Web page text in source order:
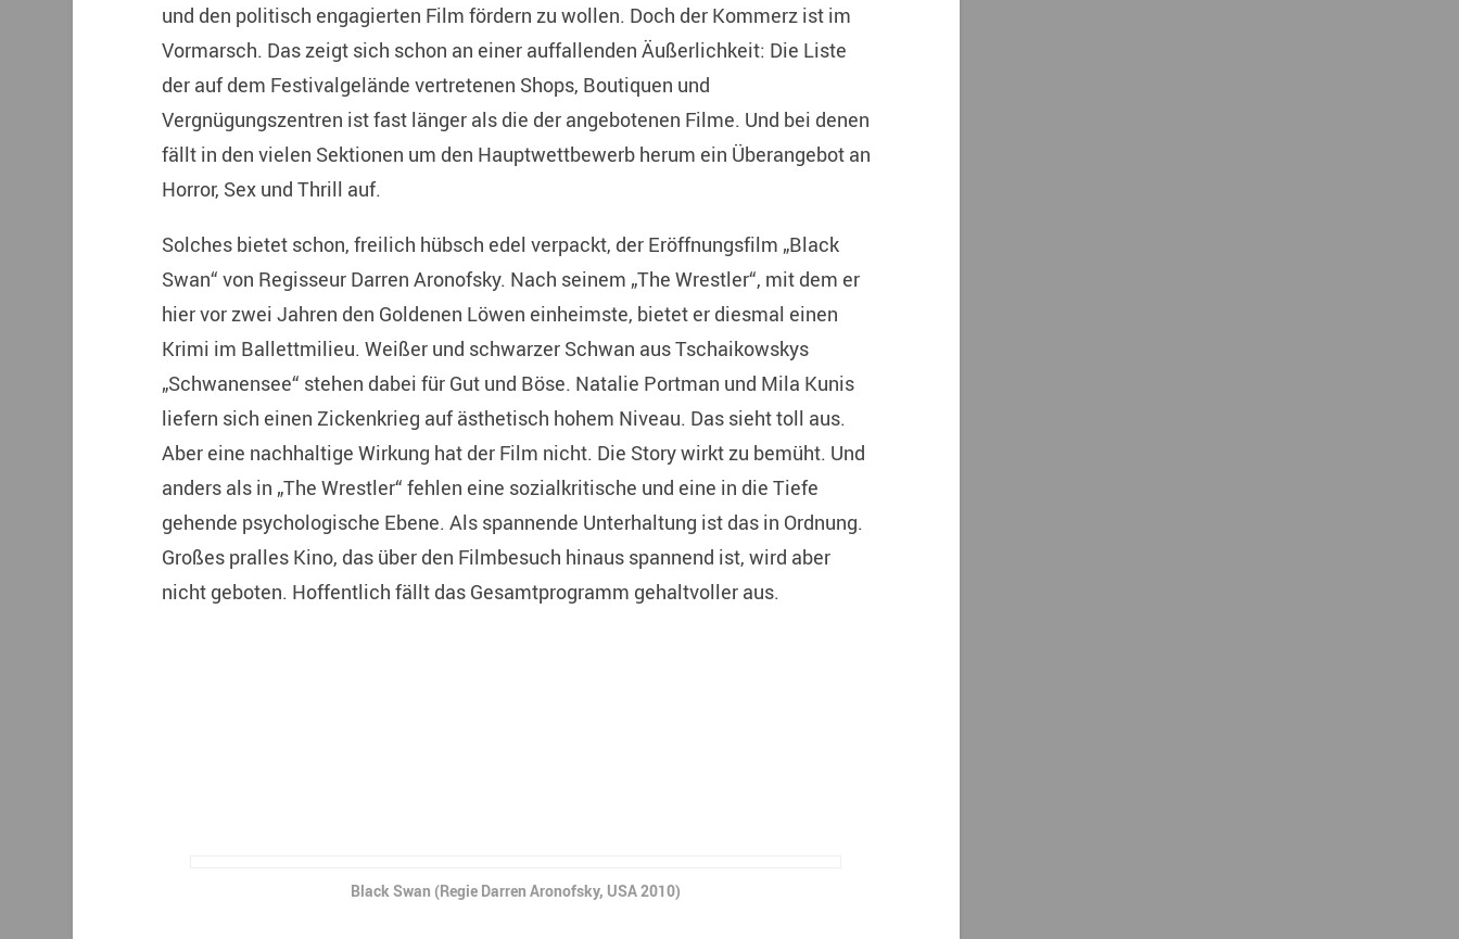
und den politisch engagierten Film fördern zu wollen. Doch der Kommerz ist im
Vormarsch. Das zeigt sich schon an einer auffallenden Äußerlichkeit: Die Liste
der auf dem Festivalgelände vertretenen Shops, Boutiquen und
Vergnügungszentren ist fast länger als die der angebotenen Filme. Und bei denen
fällt in den vielen Sektionen um den Hauptwettbewerb herum ein Überangebot an
Horror, Sex und Thrill auf.
Solches bietet schon, freilich hübsch edel verpackt, der Eröffnungsfilm „Black
Swan“ von Regisseur Darren Aronofsky. Nach seinem „The Wrestler“, mit dem er
hier vor zwei Jahren den Goldenen Löwen einheimste, bietet er diesmal einen
Krimi im Ballettmilieu. Weißer und schwarzer Schwan aus Tschaikowskys
„Schwanensee“ stehen dabei für Gut und Böse. Natalie Portman und Mila Kunis
liefern sich einen Zickenkrieg auf ästhetisch hohem Niveau. Das sieht toll aus.
Aber eine nachhaltige Wirkung hat der Film nicht. Die Story wirkt zu bemüht. Und
anders als in „The Wrestler“ fehlen eine sozialkritische und eine in die Tiefe
gehende psychologische Ebene. Als spannende Unterhaltung ist das in Ordnung.
Großes pralles Kino, das über den Filmbesuch hinaus spannend ist, wird aber
nicht geboten. Hoffentlich fällt das Gesamtprogramm gehaltvoller aus.
Black Swan (Regie Darren Aronofsky, USA 2010)